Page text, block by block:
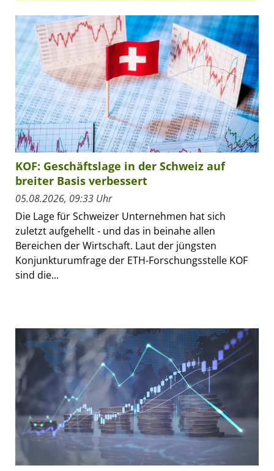
KOF: Geschäftslage in der Schweiz auf
breiter Basis verbessert
05.08.2026, 09:33 Uhr
Die Lage für Schweizer Unternehmen hat sich
zuletzt aufgehellt - und das in beinahe allen
Bereichen der Wirtschaft. Laut der jüngsten
Konjunkturumfrage der ETH-Forschungsstelle KOF
sind die...